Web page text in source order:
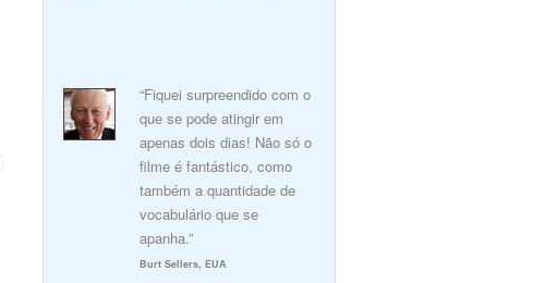
“Fiquei surpreendido com o
que se pode atingir em
apenas dois dias! Não só o
filme é fantástico, como
também a quantidade de
vocabulário que se
apanha.”
Burt Sellers, EUA